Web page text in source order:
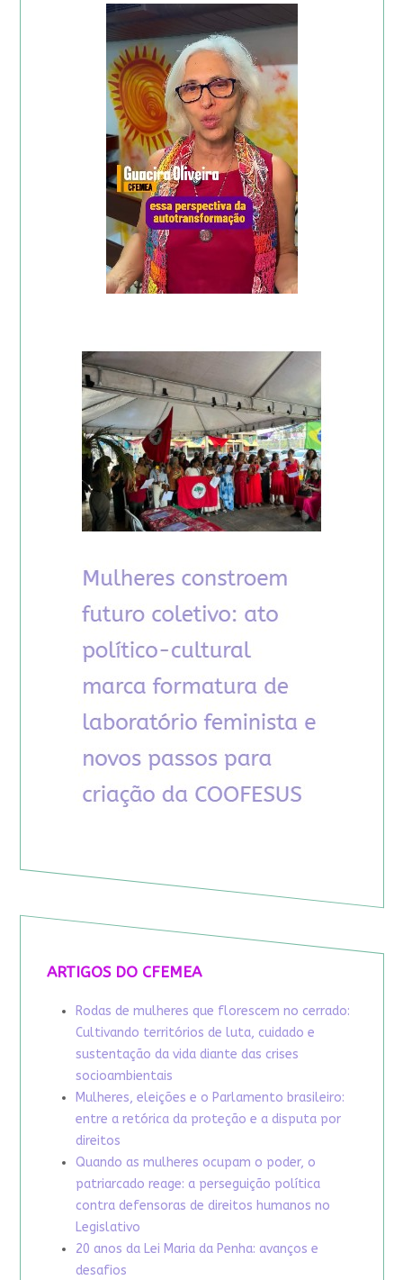
ARTIGOS DO CFEMEA
Rodas de mulheres que florescem no cerrado:
Cultivando territórios de luta, cuidado e
sustentação da vida diante das crises
socioambientais
Mulheres, eleições e o Parlamento brasileiro:
entre a retórica da proteção e a disputa por
direitos
Quando as mulheres ocupam o poder, o
patriarcado reage: a perseguição política
contra defensoras de direitos humanos no
Legislativo
20 anos da Lei Maria da Penha: avanços e
desafios